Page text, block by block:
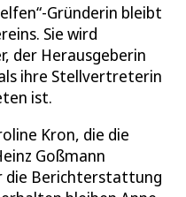
Gründerin bleibt
Sie wird
der Herausgeberin
ihre Stellvertreterin
ist.
Kron, die die
Goßmann
die Berichterstattung